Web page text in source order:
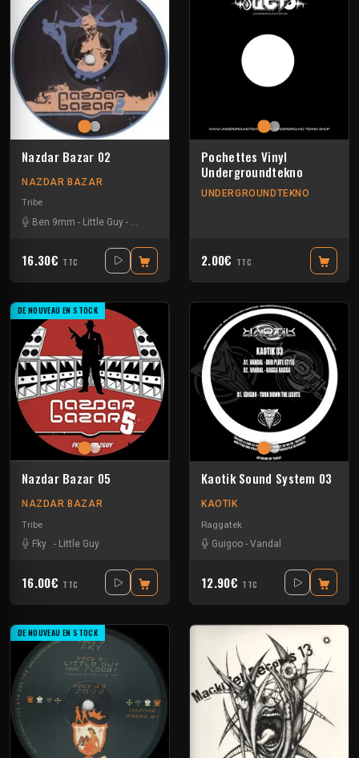
Nazdar Bazar 02
NAZDAR BAZAR
Tribe
Ben 9mm - Little Guy - Sloogy
16.30€ TTC
Pochettes Vinyl
Undergroundtekno
UNDERGROUNDTEKNO
2.00€ TTC
DE NOUVEAU EN STOCK
Nazdar Bazar 05
NAZDAR BAZAR
Tribe
Fky
- Little Guy
16.00€ TTC
Kaotik Sound System 03
KAOTIK
Raggatek
Guigoo - Vandal
12.90€ TTC
DE NOUVEAU EN STOCK